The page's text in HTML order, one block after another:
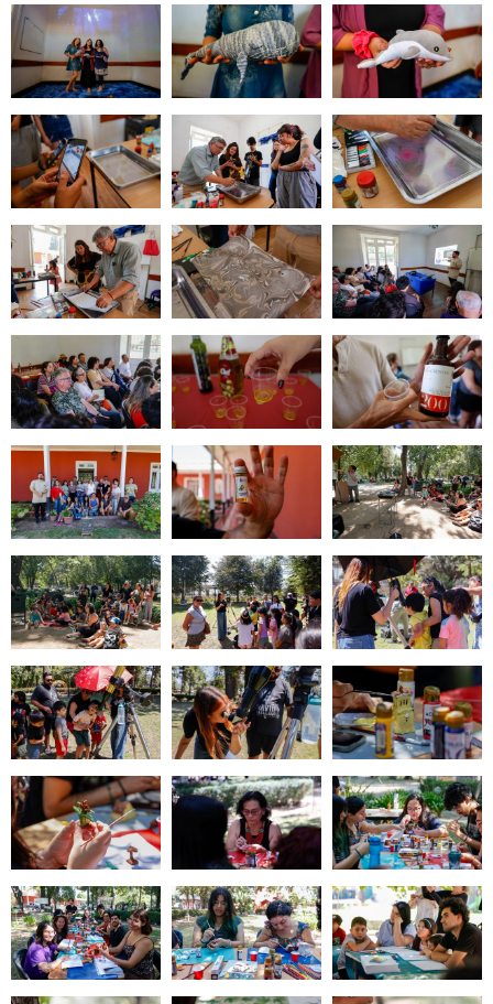
Zoom Zoom Zoom
Zoom Zoom Zoom
Zoom Zoom Zoom
Zoom Zoom
Zoom Zoom Zoom
Zoom Zoom Zoom
Zoom Zoom Zoom
Zoom Zoom Zoom
Zoom Zoom Zoom